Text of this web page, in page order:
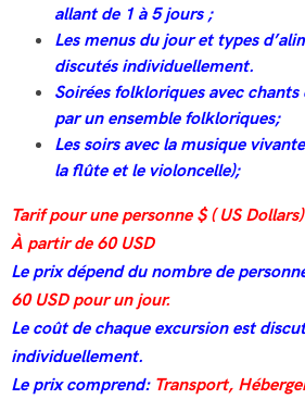
allant de 1 à 5 jours ;
Les menus du jour et types
discutés individuellement.
Soiréesfolkloriques avecchants
parun ensemble folkloriques;
Les soirs aveclamusique vivante
la flûteet le violoncelle);
Tarif pour une personne $ ( US Dollars)
À partir de 60 USD
Le prix dépend du nombre de
60 USD pour un jour.
Le coût de chaque excursion est
individuellement.
Le prix comprend: Transport,